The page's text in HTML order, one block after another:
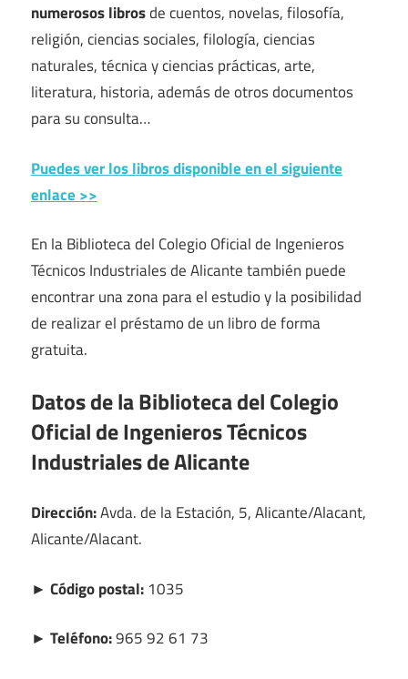
numerosos librosde cuentos, novelas, filosofía,
religión, ciencias sociales, filología, ciencias
naturales, técnica y ciencias prácticas, arte,
literatura, historia, además de otros documentos
para su consulta…
Puedes ver los libros disponible en el siguiente
enlace >>
En la Biblioteca del Colegio Oficial de Ingenieros
Técnicos Industriales de Alicante también puede
encontrar una zona para el estudio y la posibilidad
de realizar el préstamo de un libro de forma
gratuita.
Datos de la Biblioteca del Colegio
Oficial de Ingenieros Técnicos
Industriales de Alicante
Dirección:Avda. de la Estación, 5, Alicante/Alacant,
Alicante/Alacant.
► Código postal: 1035
► Teléfono:965 92 61 73